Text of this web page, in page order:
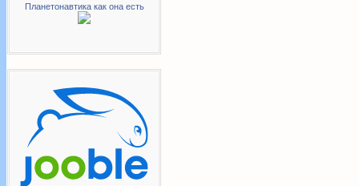
Планетонавтика как она есть